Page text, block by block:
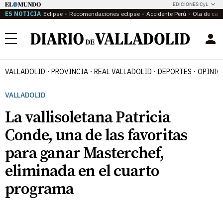
EDICIONES CyL
ES NOTICIA Eclipse Recomendaciones eclipse Accidente Perú Ola de
Menú
VALLADOLID PROVINCIA REAL VALLADOLID DEPORTES
VALLADOLID
La vallisoletana Patricia
Conde, una de las favoritas
para ganar Masterchef,
eliminada en el cuarto
programa